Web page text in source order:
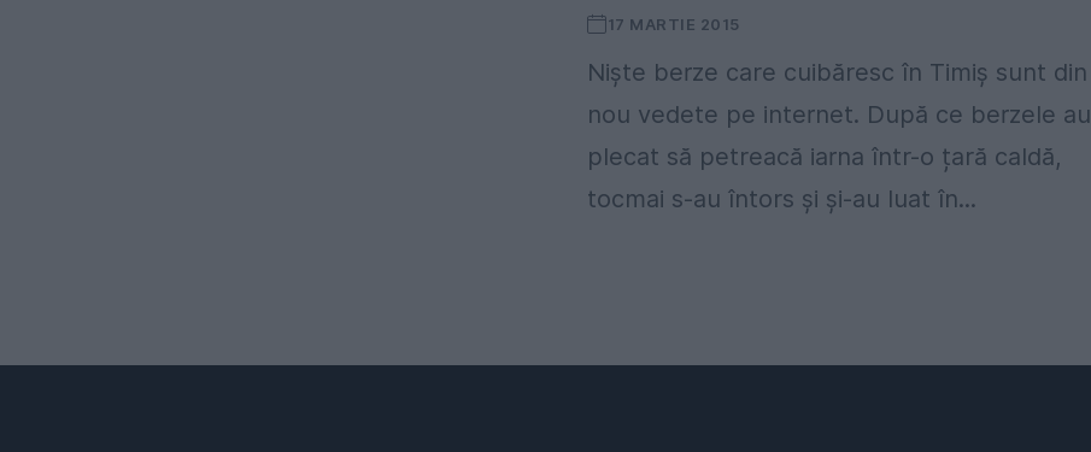
17 MARTIE 2015
Niște berze care cuibăresc în Timiș sunt din
nou vedete pe internet. După ce berzele au
plecat să petreacă iarna într-o țară caldă,
tocmai s-au întors și și-au luat în...